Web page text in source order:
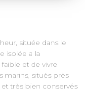
située dans le
isolée a la
et de vivre
marins, situés près
très bien conservés